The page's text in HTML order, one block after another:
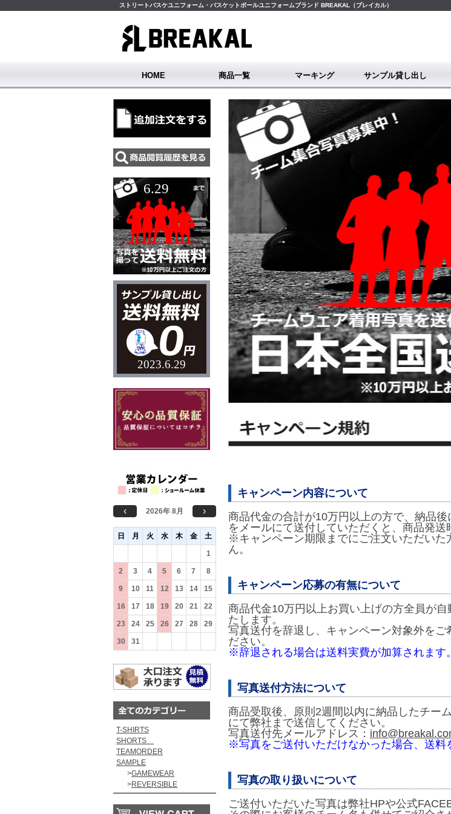
ストリートバスケユニフォーム・バスケットボールユニフォームブランド BREAKAL（ブレイカル）
HOME 商品一覧
ユニフォーム
サンプル
マーキング
マーキングトップ
チーム名について
番号について
個人名について
オリジナルデータ入稿について
サンプル貸し出し
6.29
2023.6.29
‹ 2026年 8月 ›
日 月 火 水 木 金 土
1
2 3 4 5 6 7 8
9 10 11 12 13 14 15
16 17 18 19 20 21 22
23 24 25 26 27 28 29
30 31
T-SHIRTS
SHORTS
TEAMORDER
SAMPLE
>GAMEWEAR
>REVERSIBLE
キャンペーン内容について
商品代金の合計が10万円以上の方で、納品
をメールにて送付していただくと、商品発送
※キャンペーン期限までにご注文いただい
ん。
キャンペーン応募の有無について
商品代金10万円以上お買い上げの方全員が
たします。
写真送付を辞退し、キャンペーン対象外を
ださい。
※辞退される場合は送料実費が加算されます。
写真送付方法について
商品受取後、原則2週間以内に納品したチー
にて弊社まで送信してください。
写真送付先メールアドレス：
※写真をご送付いただけなかった場合、送料
写真の取り扱いについて
ご送付いただいた写真は弊社HPや公式